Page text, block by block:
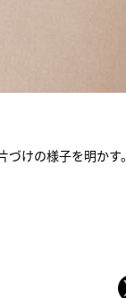
けの様子を明かす。